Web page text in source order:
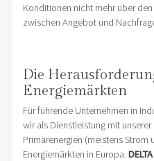
Konditionen nicht mehr über
zwischen Angebot und
Die
Energiemärkten
Für führende Unternehmen in
wir als Dienstleistung mit
Primärenergien (meistens Strom
Energiemärkten in Europa.